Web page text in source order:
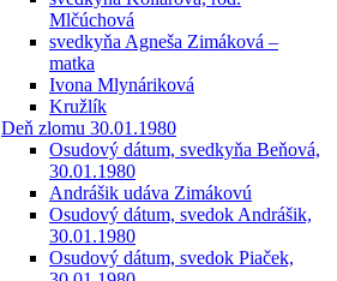
Mlčúchová
svedkyňa Agneša Zimáková –
matka
Ivona Mlynáriková
Kružlík
Deň zlomu 30.01.1980
Osudový dátum, svedkyňa Beňová,
30.01.1980
Andrášik udáva Zimákovú
Osudový dátum, svedok Andrášik,
30.01.1980
Osudový dátum, svedok Piaček,